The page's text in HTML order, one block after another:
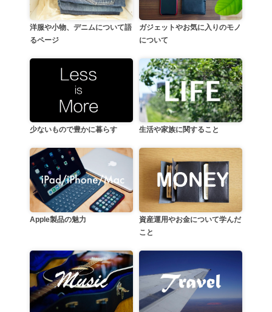
洋服や小物、デニムについて語
るページ
ガジェットやお気に入りのモノ
について
少ないもので豊かに暮らす 生活や家族に関すること
Apple製品の魅力
資産運用やお金について学んだ
こと